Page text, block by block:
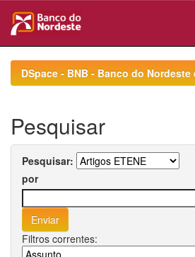
navigationDSpace - BNB - Banco do Nordeste
Pesquisar
Pesquisar:
por
Filtros correntes: